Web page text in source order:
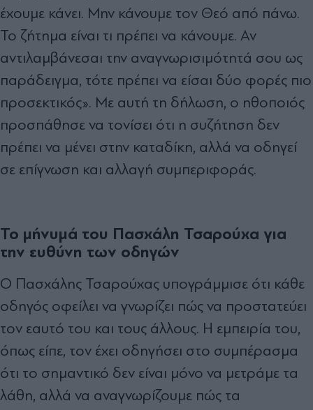
έχουμε κάνει. Μην κάνουμε τον Θεό από πάνω.
Το ζήτημα είναι τι πρέπει να κάνουμε. Αν
αντιλαμβάνεσαι την αναγνωρισιμότητά σου ως
παράδειγμα, τότε πρέπει να είσαι δύο φορές πιο
προσεκτικός». Με αυτή τη δήλωση, ο ηθοποιός
προσπάθησε να τονίσει ότι η συζήτηση δεν
πρέπει να μένει στην καταδίκη, αλλά να οδηγεί
σε επίγνωση και αλλαγή συμπεριφοράς.
Το μήνυμά του Πασχάλη Τσαρούχα για
την ευθύνη των οδηγών
Ο Πασχάλης Τσαρούχας υπογράμμισε ότι κάθε
οδηγός οφείλει να γνωρίζει πώς να προστατεύει
τον εαυτό του και τους άλλους. Η εμπειρία του,
όπως είπε, τον έχει οδηγήσει στο συμπέρασμα
ότι το σημαντικό δεν είναι μόνο να μετράμε τα
λάθη, αλλά να αναγνωρίζουμε πώς τα